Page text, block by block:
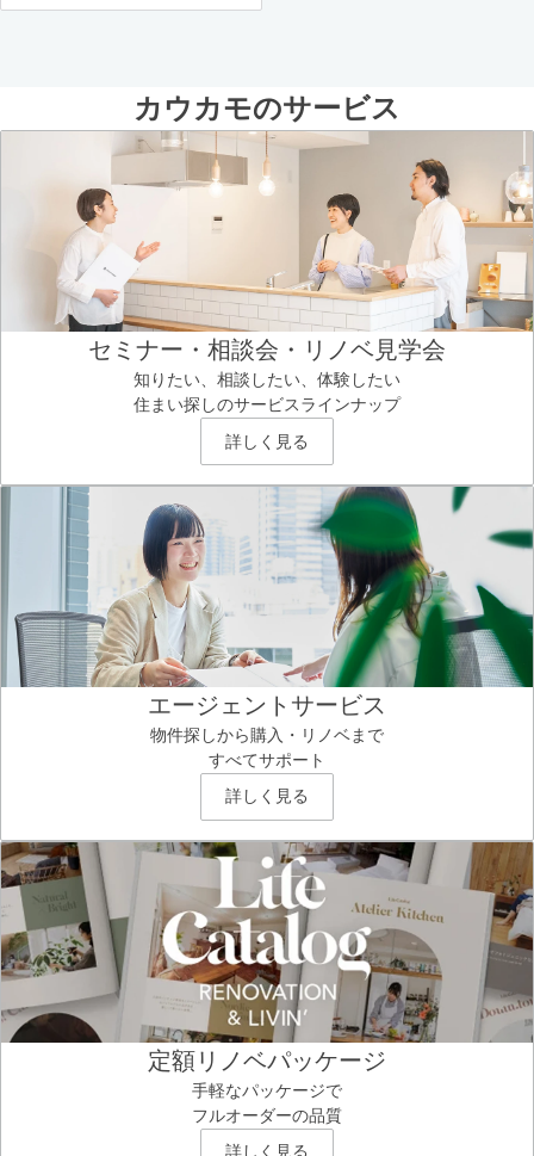
カウカモのサービス
セミナー・相談会・リノベ見学会
知りたい、相談したい、体験したい
住まい探しのサービスラインナップ
詳しく見る
エージェントサービス
物件探しから購入・リノベまで
すべてサポート
詳しく見る
定額リノベパッケージ
手軽なパッケージで
フルオーダーの品質
詳しく見る